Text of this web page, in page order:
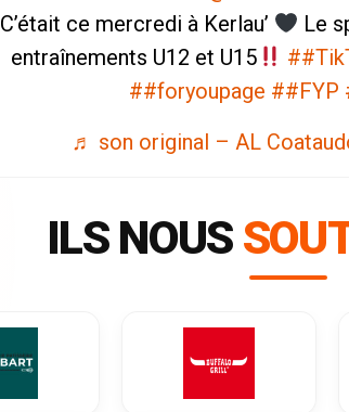
C’était ce mercredi à Kerlau’
Le
entraînements U12 et U15
##foryoupage ##FYP
♬ son original – AL
ILS NOUS